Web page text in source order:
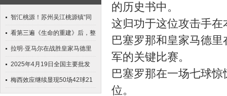
智汇桃源！苏州吴江桃源镇“同
心源·企课堂”解码国际贸易新趋
势，助力企业破局突围_屠教授
_屠立峰_
看第三遍《生命的重建》后，整
理出50句足以改命的信念语！
（建议收藏）
拉明·亚马尔在战胜皇家马德里
的比赛中打破了队友安苏·法蒂
的西甲纪录
2025年4月19日全国主要批发
市场酥梨价格行情
梅西效应继续显现50场42球21
的历史书中。
这归功于这位攻击手
巴塞罗那和皇家马德
军的关键比赛。
巴塞罗那在一场七球
位。